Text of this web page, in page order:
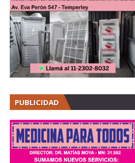
PUBLICIDAD